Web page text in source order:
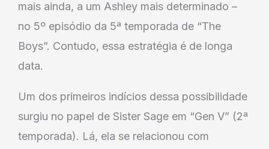
mais ainda, a um Ashley mais determinado –
no 5º episódio da 5ª temporada de “The
Boys”. Contudo, essa estratégia é de longa
data.
Um dos primeiros indícios dessa possibilidade
surgiu no papel de Sister Sage em “Gen V” (2ª
temporada). Lá, ela se relacionou com